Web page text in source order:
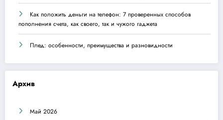
Как положить деньги на телефон: 7 проверенных способов
пополнения счета, как своего, так и чужого гаджета
Плед: особенности, преимущества и разновидности
Архив
Май 2026